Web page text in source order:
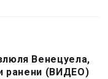
Венецуела,
ранени (ВИДЕО)